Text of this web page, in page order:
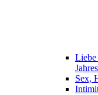
Liebe
Sex,